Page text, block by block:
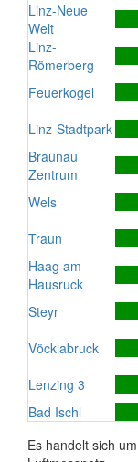
Linz-Neue
Welt
Linz-
Römerberg
Feuerkogel
Linz-Stadtpark
Braunau
Zentrum
Wels
Traun
Haag am
Hausruck
Steyr
Vöcklabruck
Lenzing 3
Bad Ischl
Es handelt sich